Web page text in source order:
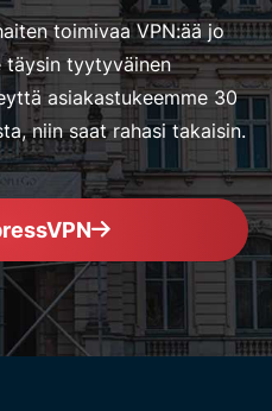
toimivaa VPN:ää jo
täysin tyytyväinen
asiakastukeemme 30
niin saat rahasi takaisin.